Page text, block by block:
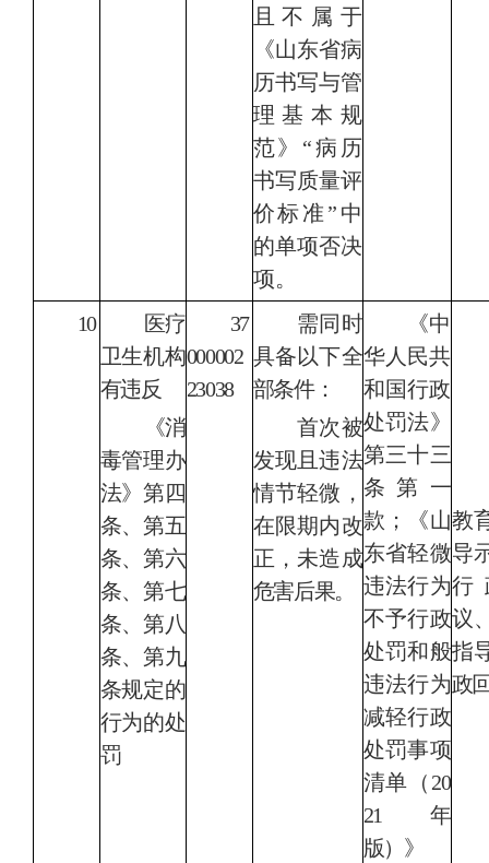
且不属于
《山东省病
历书写与管
理基本规
范》“病历
书写质量评
价标准”中
的单项否决
项。
10
医疗
卫生机构
有违反
《消
毒管理办
法》第四
条、第五
条、第六
条、第七
条、第八
条、第九
条规定的
行为的处
罚
37
000002
23038
需同时
具备以下全
部条件：
首次被
发现且违法
情节轻微，
在限期内改
正，未造成
危害后果。
《中
华人民共
和国行政
处罚法》
第三十三
条第一
款；《山
东省轻微
违法行为
不予行政
处罚和般
违法行为
减轻行政
处罚事项
清单（20
21年
版）》
教
导
行
议
指
政